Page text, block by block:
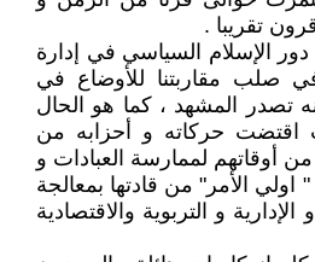
تقريبا .
الإسلام السياسي في إدارة
صلب مقاربتنا للأوضاع في
أنه تصدر المشهد ، كما هو الحال
اقتضت حركاته و أحزابه من
أوقاتهم لممارسة العبادات و
اولي الأمر" من قادتها بمعالجة
و التربوية والاقتصادية